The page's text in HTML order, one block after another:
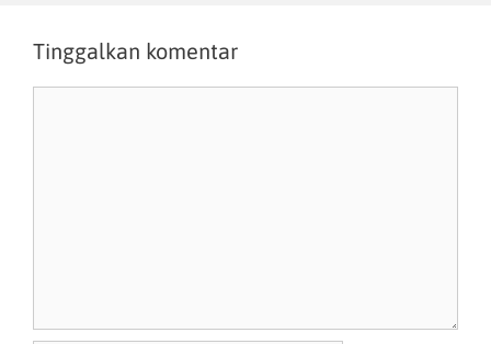
Tinggalkan komentar